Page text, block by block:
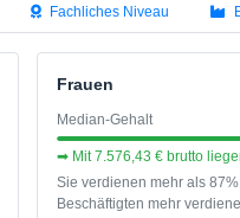
Fachliches Niveau
Frauen
Median-Gehalt
➡ Mit 7.576,43 € brutto
Sie verdienen mehr als
Beschäftigten mehr